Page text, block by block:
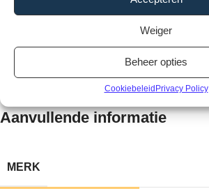
Weiger
Beheer opties
CookiebeleidPrivacy Policy
Toplaag:0,55 mm
Vloerverwarming:Geschikt
Aanvullende informatie
MERK